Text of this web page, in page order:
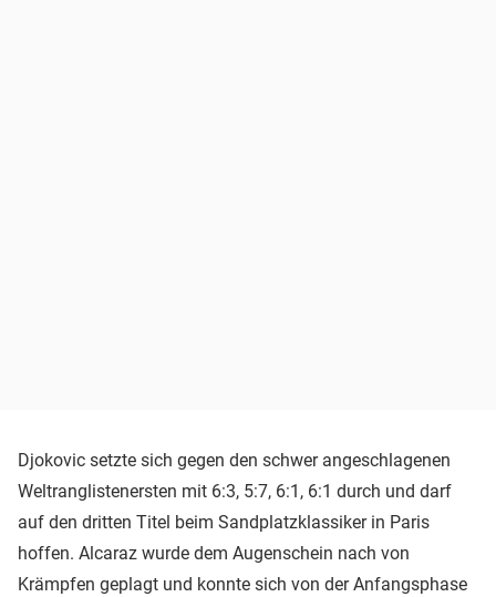
Djokovic setzte sich gegen den schwer angeschlagenen
Weltranglistenersten mit 6:3, 5:7, 6:1, 6:1 durch und darf
auf den dritten Titel beim Sandplatzklassiker in Paris
hoffen. Alcaraz wurde dem Augenschein nach von
Krämpfen geplagt und konnte sich von der Anfangsphase